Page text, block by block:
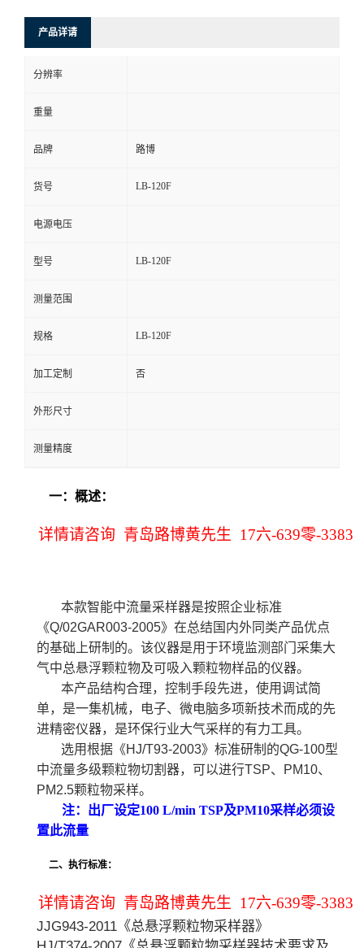
系
言
产品详请
分辨率
重量
品牌 路博
货号 LB-120F
电源电压
型号 LB-120F
测量范围
规格 LB-120F
加工定制 否
外形尺寸
测量精度
一： 概述：
详情请咨询 青岛路博黄先生 17六-639零-3383
本款智能中流量采样器是按照企业标准
《Q/02GAR003-2005》在总结国内外同类产品优点
的基础上研制的。该仪器是用于环境监测部门采集大
气中总悬浮颗粒物及可吸入颗粒物样品的仪器。
本产品结构合理，控制手段先进，使用调试简
单，是一集机械，电子、微电脑多项新技术而成的先
进精密仪器，是环保行业大气采样的有力工具。
选用根据《HJ/T93-2003》标准研制的QG-100型
中流量多级颗粒物切割器，可以进行TSP、PM10、
PM2.5颗粒物采样。
注：出厂设定100 L/min TSP及PM10采样必须设
置此流量
二、执行标准：
详情请咨询 青岛路博黄先生 17六-639零-3383
JJG943-2011《总悬浮颗粒物采样器》